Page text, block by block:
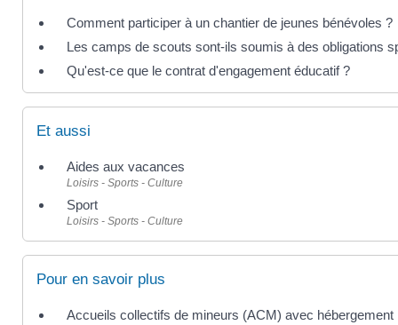
Comment participer à un chantier de jeunes bénévoles ?
Les camps de scouts sont-ils soumis à des obligations
Qu'est-ce que le contrat d'engagement éducatif ?
Et aussi
Aides aux vacances
Loisirs - Sports - Culture
Sport
Loisirs - Sports - Culture
Pour en savoir plus
Accueils collectifs de mineurs (ACM) avec hébergement